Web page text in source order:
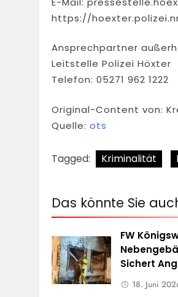
https://
Ansprechpartner
Leitstelle Polizei Höxter
Telefon: 05271 962 1222
Original-Content von:
Quelle: ots
Tagged: Kriminalität
Das könnte Sie
FW
Sichert
18. Juni